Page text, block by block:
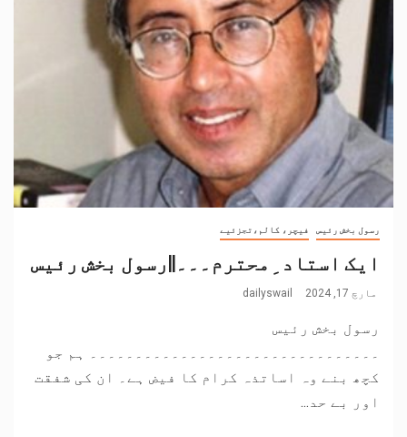
رسول بخش رئیس فیچر، کالم،تجزئیے
ایک استاد ِمحترم۔۔۔||رسول بخش رئیس
مارچ 17, 2024 dailyswail
رسول بخش رئیس
۔۔۔۔۔۔۔۔۔۔۔۔۔۔۔۔۔۔۔۔۔۔۔۔۔۔۔۔۔۔۔۔ ہم جو
کچھ بنے وہ اساتذہ کرام کا فیض ہے۔ ان کی شفقت
اور بے حد...